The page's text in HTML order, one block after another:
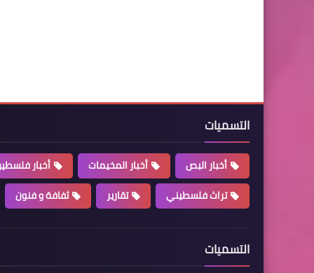
التسميات
أخبار البص أخبار المخيمات أخبار
تراث فلسطيني
تقارير ثفافة و فنون
التسميات